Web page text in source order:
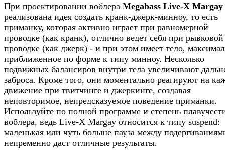
При проектировании воблера Megabass Live-X Margay
реализована идея создать кранк-джерк-минноу, то есть
приманку, которая активно играет при равномерной
проводке (как кранк), отлично ведет себя при рывковой
проводке (как джерк) - и при этом имеет тело,
приближенное по форме к типу минноу. Несколько
подвижных балансиров внутри тела увеличивают
заброса. Кроме того, они моментально реагируют на
движение при твитчинге и джеркинге, создавая
неповторимое, непредсказуемое поведение приманки.
Используйте по полной программе и степень
воблера, ведь Live-X Margay относится к типу suspend:
маленькая или чуть больше пауза между
непременно даст отличные результаты.